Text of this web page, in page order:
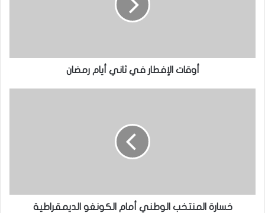
أوقات الإفطار في ثاني أيام رمضان
خسارة المنتخب الوطني أمام الكونغو الديمقراطية